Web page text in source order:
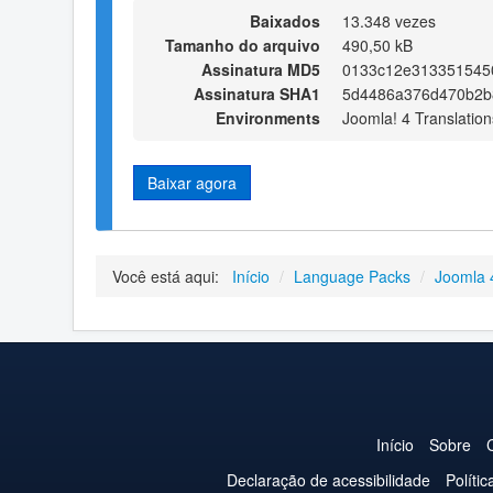
Baixados
13.348 vezes
Tamanho do arquivo
490,50 kB
Assinatura MD5
Assinatura SHA1
Environments
Joomla! 4
Baixar agora
Você está aqui: Início / Language Packs / Joomla
Início Sobre
Declaração de acessibilidade